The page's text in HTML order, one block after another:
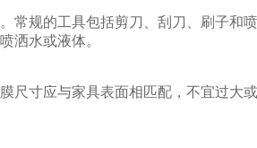
常规的工具包括剪刀、刮刀、刷子和
洒水或液体。
尺寸应与家具表面相匹配，不宜过大